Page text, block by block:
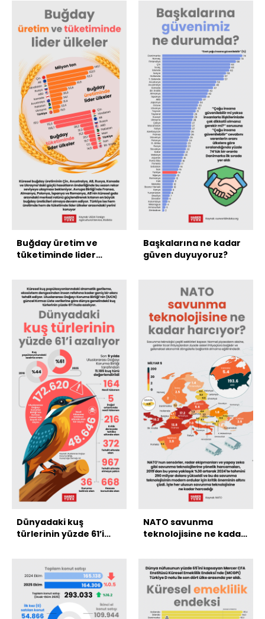
Buğday üretim ve
tüketiminde lider
Başkalarına ne kadar
güven duyuyoruz?
Dünyadaki kuş
türlerinin yüzde 61’i
NATO savunma
teknolojisine ne kadar